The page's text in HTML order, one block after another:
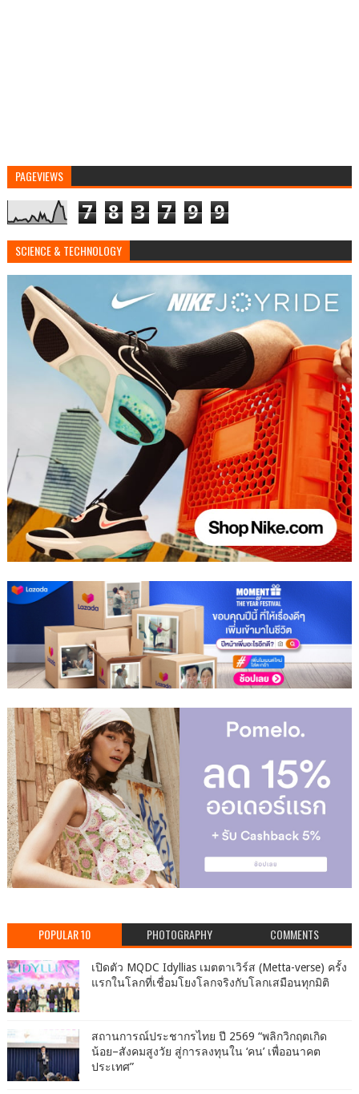
PAGEVIEWS
7 8 3 7 9 9
SCIENCE & TECHNOLOGY
POPULAR 10 PHOTOGRAPHY COMMENTS
เปิดตัว MQDC Idyllias เมตตาเวิร์ส (Metta-verse) ครั้ง
แรกในโลกที่เชื่อมโยงโลกจริงกับโลกเสมือนทุกมิติ
สถานการณ์ประชากรไทย ปี 2569 “พลิกวิกฤตเกิด
น้อย–สังคมสูงวัย สู่การลงทุนใน ‘คน’ เพื่ออนาคต
ประเทศ”